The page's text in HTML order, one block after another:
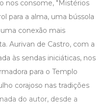
nos consome, "Mistérios
para a alma, uma bússola
conexão mais
Aurivan de Castro, com a
às sendas iniciáticas, nos
para o Templo
corajoso nas tradições
do autor, desde a